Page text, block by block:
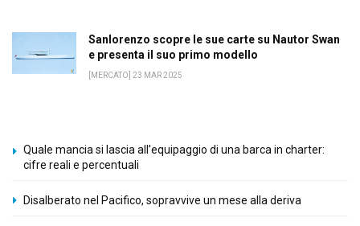
Sanlorenzo scopre le sue carte su Nautor Swan
e presenta il suo primo modello
[MERCATO] 23 MAR 2025
Quale mancia si lascia all’equipaggio di una barca in charter:
cifre reali e percentuali
Disalberato nel Pacifico, sopravvive un mese alla deriva